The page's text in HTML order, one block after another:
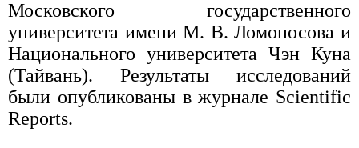
Московского государственного
университета имени М. В. Ломоносова и
Национального университета Чэн Куна
(Тайвань). Результаты исследований
были опубликованы в журнале Scientific
Reports.